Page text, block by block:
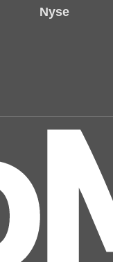
Nyse